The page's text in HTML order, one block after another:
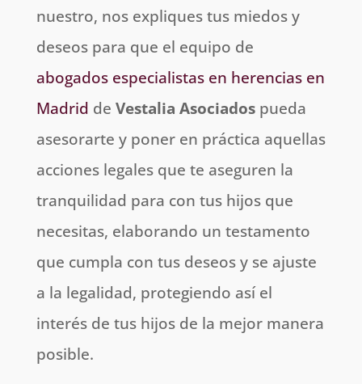
nuestro, nos expliques tus miedos y
deseos para que el equipo de
abogados especialistas en herencias en
Madrid de Vestalia Asociadospueda
asesorarte y poner en práctica aquellas
acciones legales que te aseguren la
tranquilidad para con tus hijos que
necesitas, elaborando un testamento
que cumpla con tus deseos y se ajuste
a la legalidad, protegiendo así el
interés de tus hijos de la mejor manera
posible.